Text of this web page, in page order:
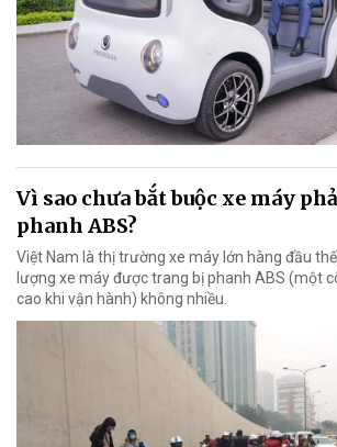
Vì sao chưa bắt buộc xe máy
phanh ABS?
Việt Nam là thị trường xe máy lớn hàng đầu
lượng xe máy được trang bị phanh ABS (một
cao khi vận hành) không nhiều.